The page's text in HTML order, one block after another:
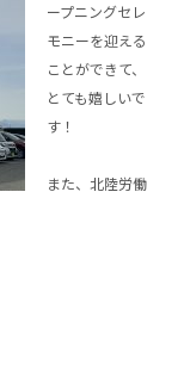
ープニングセレ
モニーを迎える
ことができて、
とても嬉しいで
す！
また、北陸労働